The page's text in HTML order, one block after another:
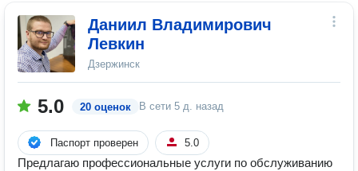
Даниил Владимирович
Левкин
Дзержинск
5.0 20 оценок В сети 5 д. назад
Паспорт проверен 5.0
Предлагаю профессиональные услуги по обслуживанию